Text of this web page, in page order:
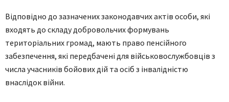
Відповідно до зазначених законодавчих актів особи, які
входять до складу добровольчих формувань
територіальних громад, мають право пенсійного
забезпечення, які передбачені для військовослужбовців з
числа учасників бойових дій та осіб з інвалідністю
внаслідок війни.